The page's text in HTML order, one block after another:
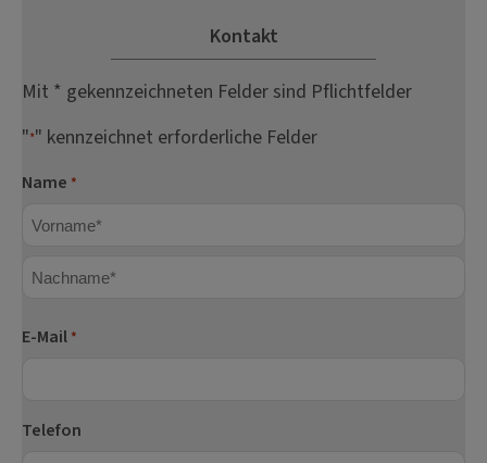
Kontakt
Mit * gekennzeichneten Felder sind Pflichtfelder
"*" kennzeichnet erforderliche Felder
Name *
E-Mail *
Telefon